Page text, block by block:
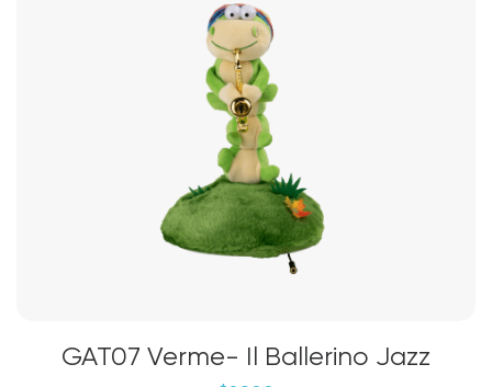
GAT07 Verme- Il Ballerino Jazz